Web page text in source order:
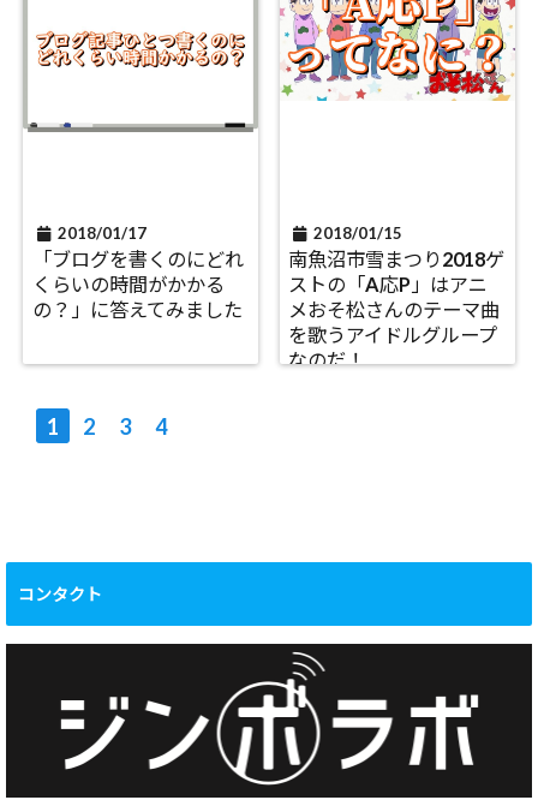
2018/01/17
「ブログを書くのにどれ
くらいの時間がかかる
の？」に答えてみました
2018/01/15
南魚沼市雪まつり2018ゲ
ストの「A応P」はアニ
メおそ松さんのテーマ曲
を歌うアイドルグループ
なのだ！
1 2 3 4
コンタクト